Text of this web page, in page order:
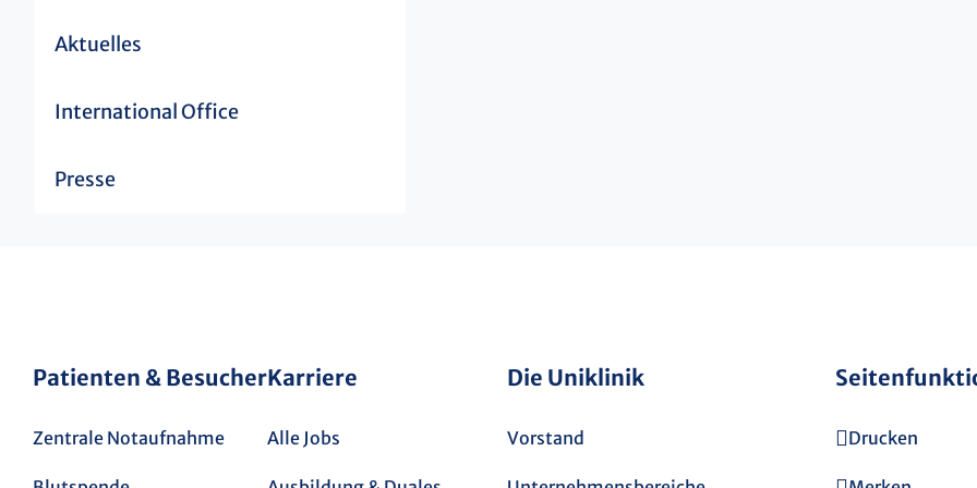
Aktuelles
International Office
Presse
Patienten & Besucher
Zentrale Notaufnahme
Karriere
Alle Jobs
Die Uniklinik
Vorstand Drucken